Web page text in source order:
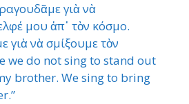
γιὰ νὰ
μου ἀπ᾿ τὸν κόσμο.
γιὰ νὰ σμίξουμε τὸν
we do not sing to stand out
brother. We sing to bring